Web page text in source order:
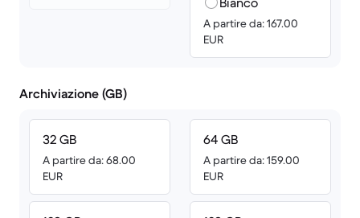
A partire da: 167.00
EUR
Archiviazione (GB)
32 GB
A partire da: 68.00
EUR
64 GB
A partire da: 159.00
EUR